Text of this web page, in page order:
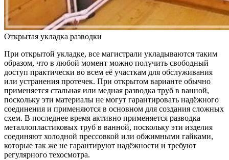
Открытая укладка разводки
При открытой укладке, все магистрали укладываются таким
образом, что в любой момент можно получить свободный
доступ практически во всем её участкам для обслуживания
или устранения протечек. При открытом варианте обычно
применяется стальная или медная разводка труб в ванной,
поскольку эти материалы не могут гарантировать надёжного
соединения и применяются в основном для создания сложных
схем. В последнее время активно применяется разводка
металлопластиковых труб в ванной, поскольку эти изделия
соединяют холодной прессовкой или обжимными гайками,
которые так же не гарантируют надёжности и требуют
регулярного техосмотра.